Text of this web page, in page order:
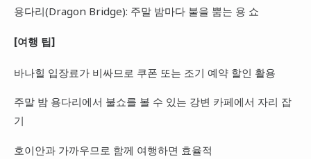
용다리(Dragon Bridge): 주말 밤마다 불을 뿜는 용 쇼
[여행 팁]
바나힐 입장료가 비싸므로 쿠폰 또는 조기 예약 할인 활용
주말 밤 용다리에서 불쇼를 볼 수 있는 강변 카페에서 자리 잡
기
호이안과 가까우므로 함께 여행하면 효율적